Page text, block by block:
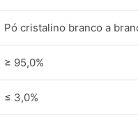
Pó cristalino branco a
≥ 95,0%
≤ 3,0%